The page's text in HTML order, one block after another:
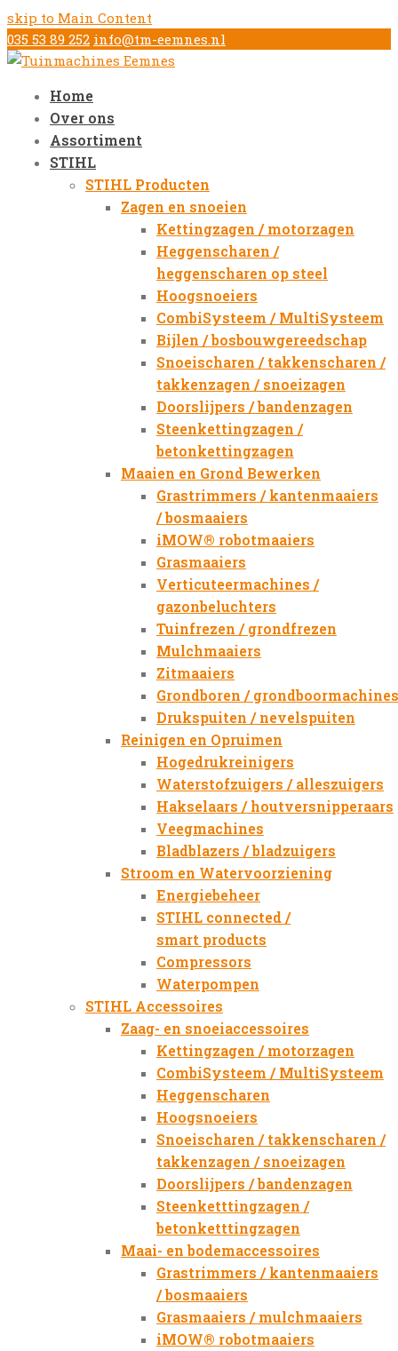
skip to Main Content
035 53 89 252 info@tm-eemnes.nl
Home
Over ons
Assortiment
STIHL
STIHL Producten
Zagen en snoeien
Kettingzagen / motorzagen
Heggenscharen /
heggenscharen op steel
Hoogsnoeiers
CombiSysteem / MultiSysteem
Bijlen / bosbouwgereedschap
Snoeischaren / takkenscharen /
takkenzagen / snoeizagen
Doorslijpers / bandenzagen
Steenkettingzagen /
betonkettingzagen
Maaien en Grond Bewerken
Grastrimmers / kantenmaaiers
/ bosmaaiers
iMOW® robotmaaiers
Grasmaaiers
Verticuteermachines /
gazonbeluchters
Tuinfrezen / grondfrezen
Mulchmaaiers
Zitmaaiers
Grondboren / grondboormachines
Drukspuiten / nevelspuiten
Reinigen en Opruimen
Hogedrukreinigers
Waterstofzuigers / alleszuigers
Hakselaars / houtversnipperaars
Veegmachines
Bladblazers / bladzuigers
Stroom en Watervoorziening
Energiebeheer
STIHL connected /
smart products
Compressors
Waterpompen
STIHL Accessoires
Zaag- en snoeiaccessoires
Kettingzagen / motorzagen
CombiSysteem / MultiSysteem
Heggenscharen
Hoogsnoeiers
Snoeischaren / takkenscharen /
takkenzagen / snoeizagen
Doorslijpers / bandenzagen
Steenketttingzagen /
betonketttingzagen
Maai- en bodemaccessoires
Grastrimmers / kantenmaaiers
/ bosmaaiers
Grasmaaiers / mulchmaaiers
iMOW® robotmaaiers